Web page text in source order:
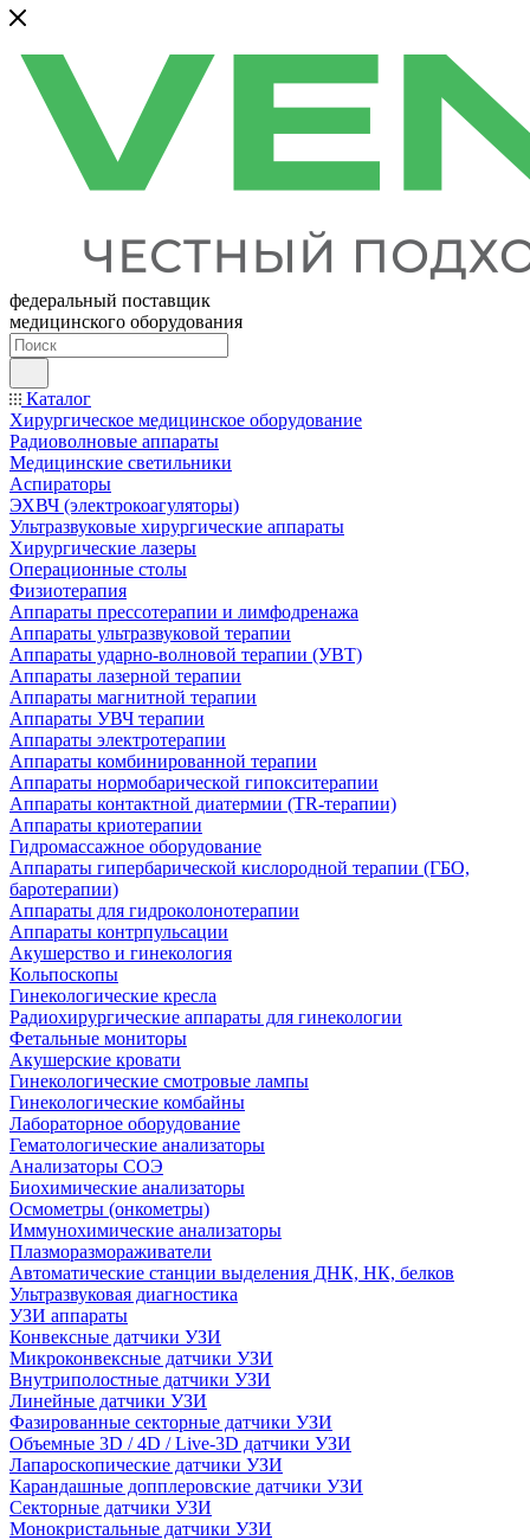
федеральный поставщик
медицинского оборудования
Каталог
Хирургическое медицинское оборудование
Радиоволновые аппараты
Медицинские светильники
Аспираторы
ЭХВЧ (электрокоагуляторы)
Ультразвуковые хирургические аппараты
Хирургические лазеры
Операционные столы
Физиотерапия
Аппараты прессотерапии и лимфодренажа
Аппараты ультразвуковой терапии
Аппараты ударно-волновой терапии (УВТ)
Аппараты лазерной терапии
Аппараты магнитной терапии
Аппараты УВЧ терапии
Аппараты электротерапии
Аппараты комбинированной терапии
Аппараты нормобарической гипокситерапии
Аппараты контактной диатермии (TR-терапии)
Аппараты криотерапии
Гидромассажное оборудование
Аппараты гипербарической кислородной терапии (ГБО,
баротерапии)
Аппараты для гидроколонотерапии
Аппараты контрпульсации
Акушерство и гинекология
Кольпоскопы
Гинекологические кресла
Радиохирургические аппараты для гинекологии
Фетальные мониторы
Акушерские кровати
Гинекологические смотровые лампы
Гинекологические комбайны
Лабораторное оборудование
Гематологические анализаторы
Анализаторы СОЭ
Биохимические анализаторы
Осмометры (онкометры)
Иммунохимические анализаторы
Плазморазмораживатели
Автоматические станции выделения ДНК, НК, белков
Ультразвуковая диагностика
УЗИ аппараты
Конвексные датчики УЗИ
Микроконвексные датчики УЗИ
Внутриполостные датчики УЗИ
Линейные датчики УЗИ
Фазированные секторные датчики УЗИ
Объемные 3D / 4D / Live-3D датчики УЗИ
Лапароскопические датчики УЗИ
Карандашные допплеровские датчики УЗИ
Секторные датчики УЗИ
Монокристальные датчики УЗИ